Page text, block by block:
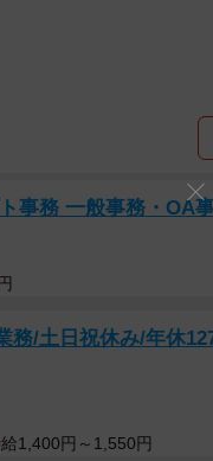
事務 一般事務・OA
務/土日祝休み/年休
1,400円～1,550円